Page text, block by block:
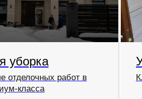
уборка
отделочных работ в
класса